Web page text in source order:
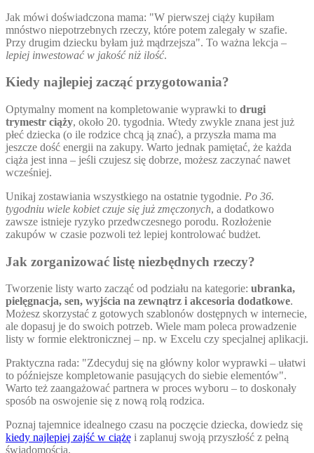
Jak mówi doświadczona mama:
W pierwszej ciąży kupiłam
mnóstwo niepotrzebnych rzeczy, które potem zalegały w szafie.
Przy drugim dziecku byłam już mądrzejsza . To ważna lekcja –
lepiej inwestować w jakość niż ilość.
Kiedy najlepiej zacząć przygotowania?
Optymalny moment na kompletowanie wyprawki to drugi
trymestr ciąży, około 20. tygodnia. Wtedy zwykle znana jest już
płeć dziecka (o ile rodzice chcą ją znać), a przyszła mama ma
jeszcze dość energii na zakupy. Warto jednak pamiętać, że każda
ciąża jest inna – jeśli czujesz się dobrze, możesz zaczynać nawet
wcześniej.
Unikaj zostawiania wszystkiego na ostatnie tygodnie. Po 36.
tygodniu wiele kobiet czuje się już zmęczonych, a dodatkowo
zawsze istnieje ryzyko przedwczesnego porodu. Rozłożenie
zakupów w czasie pozwoli też lepiej kontrolować budżet.
Jak zorganizować listę niezbędnych rzeczy?
Tworzenie listy warto zacząć od podziału na kategorie: ubranka,
pielęgnacja, sen, wyjścia na zewnątrz i akcesoria dodatkowe.
Możesz skorzystać z gotowych szablonów dostępnych w internecie,
ale dopasuj je do swoich potrzeb. Wiele mam poleca prowadzenie
listy w formie elektronicznej – np. w Excelu czy specjalnej aplikacji.
Praktyczna rada:
Zdecyduj się na główny kolor wyprawki – ułatwi
to późniejsze kompletowanie pasujących do siebie elementów .
Warto też zaangażować partnera w proces wyboru – to doskonały
sposób na oswojenie się z nową rolą rodzica.
Poznaj tajemnice idealnego czasu na poczęcie dziecka, dowiedz się
kiedy najlepiej zajść w ciążę i zaplanuj swoją przyszłość z pełną
świadomością.